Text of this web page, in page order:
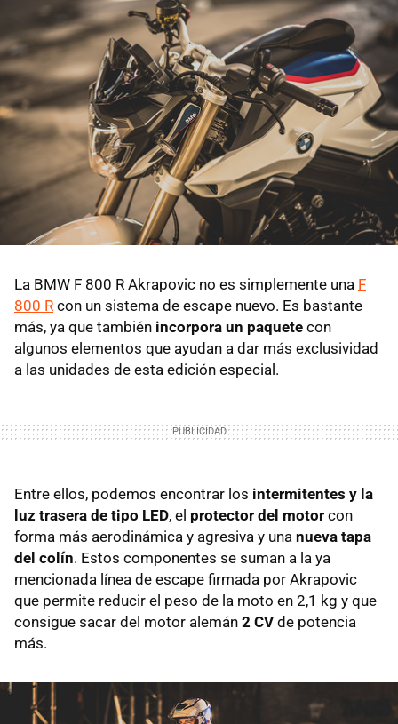
La BMW F 800 R Akrapovic no es simplemente una F
800 R con un sistema de escape nuevo. Es bastante
más, ya que también incorpora un paquete con
algunos elementos que ayudan a dar más exclusividad
a las unidades de esta edición especial.
Entre ellos, podemos encontrar los intermitentes y la
luz trasera de tipo LED, el protector del motor con
forma más aerodinámica y agresiva y una nueva tapa
del colín. Estos componentes se suman a la ya
mencionada línea de escape firmada por Akrapovic
que permite reducir el peso de la moto en 2,1 kg y que
consigue sacar del motor alemán 2 CV de potencia
más.